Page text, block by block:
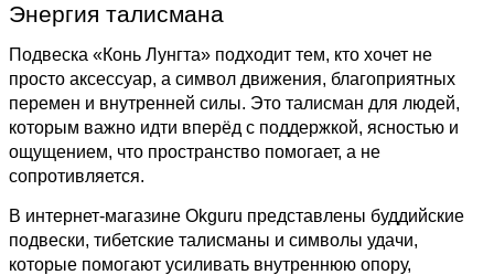
Энергия талисмана
Подвеска «Конь Лунгта» подходит тем, кто хочет не
просто аксессуар, а символ движения, благоприятных
перемен и внутренней силы. Это талисман для людей,
которым важно идти вперёд с поддержкой, ясностью и
ощущением, что пространство помогает, а не
сопротивляется.
В интернет-магазине Okguru представлены буддийские
подвески, тибетские талисманы и символы удачи,
которые помогают усиливать внутреннюю опору,